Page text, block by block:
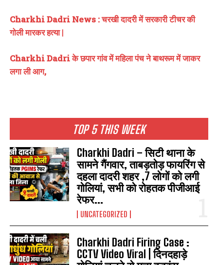
TOP 5 THIS WEEK
Charkhi Dadri – सिटी थाना के
सामने गैंगवार, ताबड़तोड़ फायरिंग से
दहला दादरी शहर ,7 लोगों को लगी
गोलियां, सभी को रोहतक पीजीआई
रेफर...
UNCATEGORIZED
Charkhi Dadri Firing Case :
CCTV Video Viral | दिनदहाड़े
Charkhi Dadri News : चरखी दादरी में सरकारी टीचर की
गोली मारकर हत्या |
Charkhi Dadri के छपार गांव में महिला पंच ने बाथरूम में जाकर
लगा ली आग,